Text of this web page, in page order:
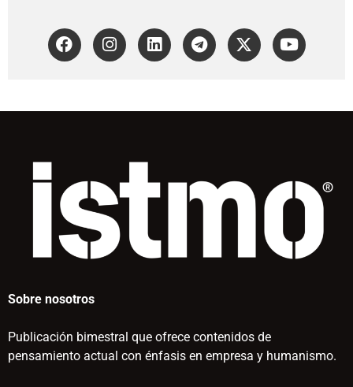
Sobre nosotros
Publicación bimestral que ofrece contenidos de
pensamiento actual con énfasis en empresa y humanismo.